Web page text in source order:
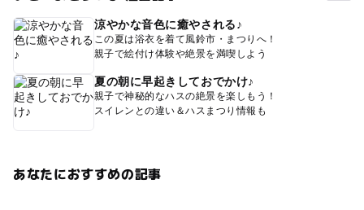
涼やかな音色に癒やされる♪
この夏は浴衣を着て風鈴市・まつりへ！
親子で絵付け体験や絶景を満喫しよう
夏の朝に早起きしておでかけ♪
親子で神秘的なハスの絶景を楽しもう！
スイレンとの違い＆ハスまつり情報も
あなたにおすすめの記事